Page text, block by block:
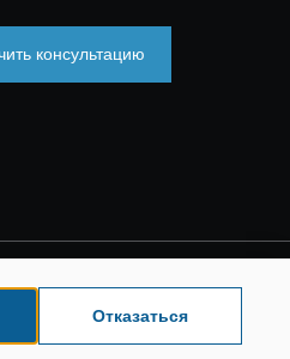
консультацию
Отказаться